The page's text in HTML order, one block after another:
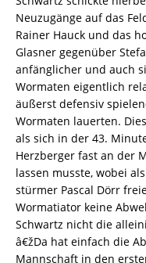
Neuzugänge auf das
Rainer Hauck und das
Glasner gegenüber
anfänglicher und auch
Wormaten eigentlich
äußerst defensiv
Wormaten lauerten.
als sich in der 43.
Herzberger fast an der
lassen musste, wobei
stürmer Pascal Dörr
Wormatiator keine
Schwartz nicht die
â€žDa hat einfach die
Mannschaft in den